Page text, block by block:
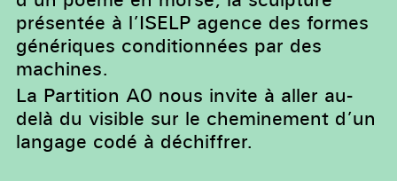
présentée à l’ISELP agence des formes
génériques conditionnées par des
machines.
La Partition A0 nous invite à aller au-
delà du visible sur le cheminement d’un
langage codé à déchiffrer.